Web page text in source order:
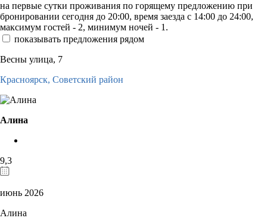
на первые сутки проживания по горящему предложению при
бронировании сегодня до 20:00, время заезда с 14:00 до 24:00,
максимум гостей - 2, минимум ночей - 1.
показывать предложения рядом
Весны улица, 7
Красноярск, Советский район
Алина
9,3
июнь 2026
Алина